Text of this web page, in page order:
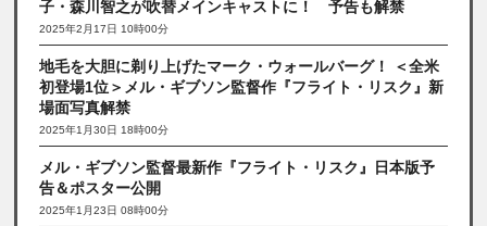
子・森川智之が吹替メインキャストに！ 予告も解禁
2025年2月17日 10時00分
地毛を大胆に剃り上げたマーク・ウォールバーグ！ ＜全米
初登場1位＞メル・ギブソン監督作『フライト・リスク』新
場面写真解禁
2025年1月30日 18時00分
メル・ギブソン監督最新作『フライト・リスク』日本版予
告＆ポスター公開
2025年1月23日 08時00分